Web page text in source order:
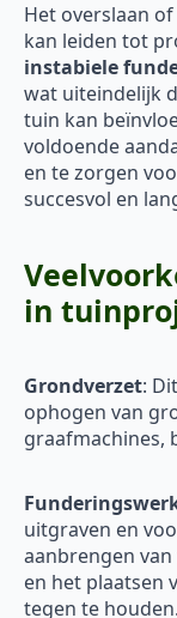
Het overslaan
kan leiden tot
instabiele
wat uiteindelijk
tuin kan
voldoende
en te zorgen
succesvol en
in
Grondverzet:
ophogen van
graafmachines,
uitgraven en
aanbrengen
en het plaatsen
tegen te houden.